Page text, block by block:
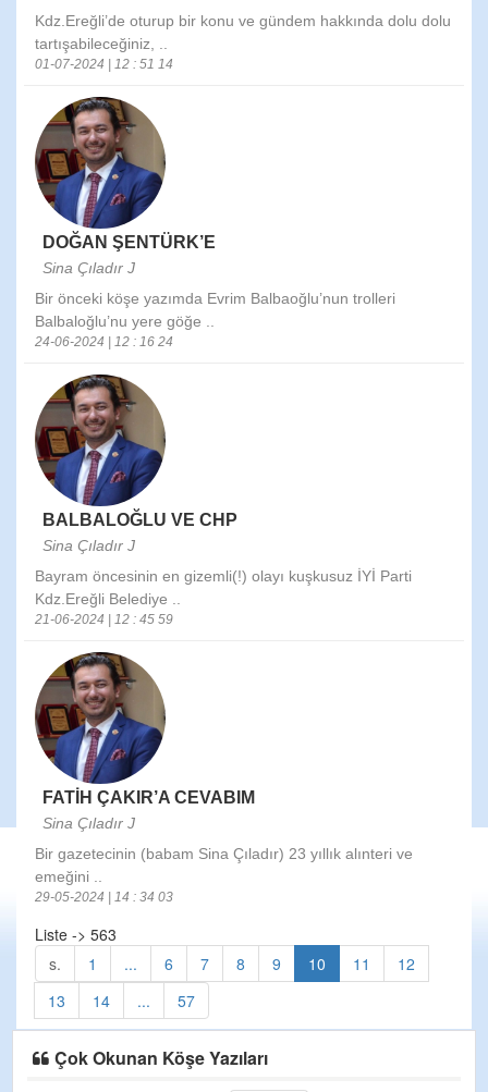
Kdz.Ereğli’de oturup bir konu ve gündem hakkında dolu dolu
tartışabileceğiniz, ..
01-07-2024 | 12 : 51 14
DOĞAN ŞENTÜRK’E
Sina Çıladır J
Bir önceki köşe yazımda Evrim Balbaoğlu’nun trolleri
Balbaloğlu’nu yere göğe ..
24-06-2024 | 12 : 16 24
BALBALOĞLU VE CHP
Sina Çıladır J
Bayram öncesinin en gizemli(!) olayı kuşkusuz İYİ Parti
Kdz.Ereğli Belediye ..
21-06-2024 | 12 : 45 59
FATİH ÇAKIR’A CEVABIM
Sina Çıladır J
Bir gazetecinin (babam Sina Çıladır) 23 yıllık alınteri ve
emeğini ..
29-05-2024 | 14 : 34 03
Liste -> 563
s.
1 ... 6 7 8 9 10 11
12
13
14 ... 57
Çok Okunan Köşe Yazıları